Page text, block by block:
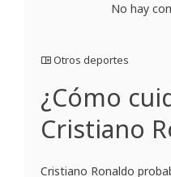
No hay
Otros deportes
¿Cómo
Cristiano
Cristiano Ronaldo